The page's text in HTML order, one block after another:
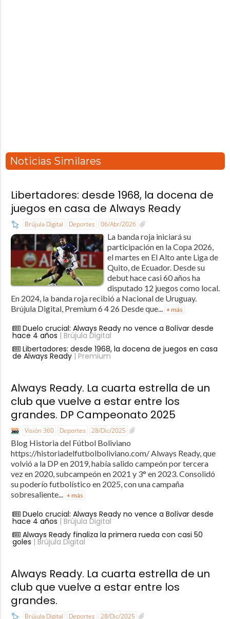
Noticias Similares
Libertadores: desde 1968, la docena de
juegos en casa de Always Ready
Brújula Digital Deportes 06/Abr/2026
La banda roja iniciará su
participación en la Copa 2026,
el martes en El Alto ante Liga de
Quito, de Ecuador. Desde su
debut hace casi 60 años ha
disputado 12 juegos como local.
En 2024, la banda roja recibió a Nacional de Uruguay.
Brújula Digital, Premium 6 4 26 Desde que... + más
Duelo crucial: Always Ready no vence a Bolívar desde
hace 4 años | Brújula Digital
Libertadores: desde 1968, la docena de juegos en casa
de Always Ready| Premium
Always Ready. La cuarta estrella de un
club que vuelve a estar entre los
grandes. DP Campeonato 2025
Visión 360 Deportes 28/Dic/2025
Blog Historia del Fútbol Boliviano
https://historiadelfutbolboliviano.com/ Always Ready, que
volvió a la DP en 2019, había salido campeón por tercera
vez en 2020, subcampeón en 2021 y 3° en 2023. Consolidó
su poderío futbolístico en 2025, con una campaña
sobresaliente...
+ más
Duelo crucial: Always Ready no vence a Bolívar desde
hace 4 años | Brújula Digital
Always Ready finaliza la primera rueda con casi 50
goles | Brújula Digital
Always Ready. La cuarta estrella de un
club que vuelve a estar entre los
grandes.
Brújula Digital Deportes 28/Dic/2025